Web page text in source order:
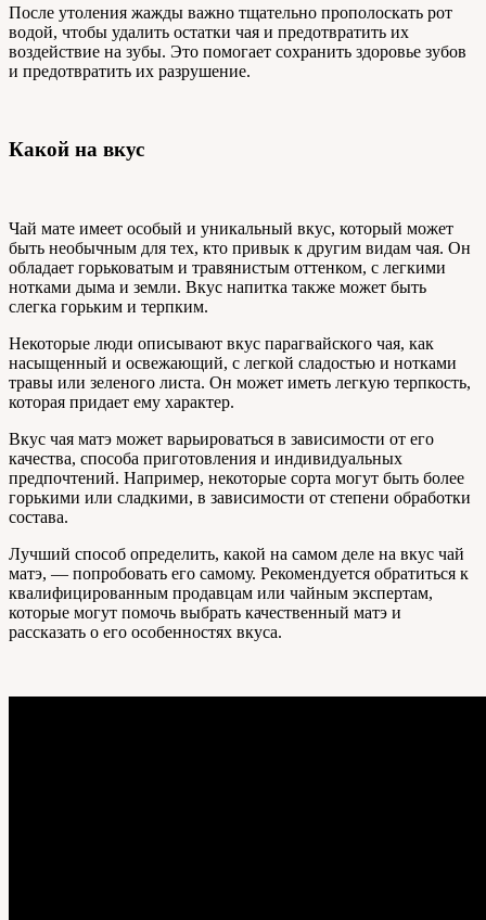
После утоления жажды важно тщательно прополоскать рот
водой, чтобы удалить остатки чая и предотвратить их
воздействие на зубы. Это помогает сохранить здоровье зубов
и предотвратить их разрушение.
Какой на вкус
Чай мате имеет особый и уникальный вкус, который может
быть необычным для тех, кто привык к другим видам чая. Он
обладает горьковатым и травянистым оттенком, с легкими
нотками дыма и земли. Вкус напитка также может быть
слегка горьким и терпким.
Некоторые люди описывают вкус парагвайского чая, как
насыщенный и освежающий, с легкой сладостью и нотками
травы или зеленого листа. Он может иметь легкую терпкость,
которая придает ему характер.
Вкус чая матэ может варьироваться в зависимости от его
качества, способа приготовления и индивидуальных
предпочтений. Например, некоторые сорта могут быть более
горькими или сладкими, в зависимости от степени обработки
состава.
Лучший способ определить, какой на самом деле на вкус чай
матэ, — попробовать его самому. Рекомендуется обратиться к
квалифицированным продавцам или чайным экспертам,
которые могут помочь выбрать качественный матэ и
рассказать о его особенностях вкуса.